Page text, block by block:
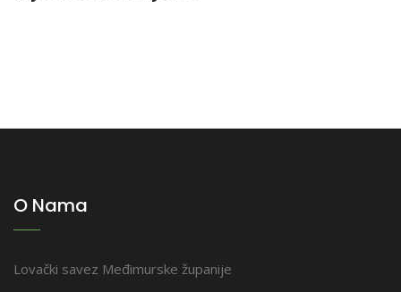
O Nama
Lovački savez Međimurske županije